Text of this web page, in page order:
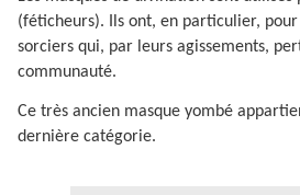
(féticheurs). Ils ont, en particulier,
sorciers qui, par leurs agissements,
communauté.
Ce très ancien masque yombé
dernière catégorie.